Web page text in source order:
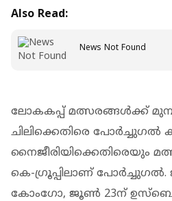
Also Read:
News Not Found
ലോകകപ്പ് മത്സരങ്ങള്‍ക്ക്
ചിലിക്കെതിരെ
നൈജീരിയിക്കെതിരെയും
കെ-ഗ്രൂപ്പിലാണ്
കോംഗോ, ജൂണ്‍ 23ന്